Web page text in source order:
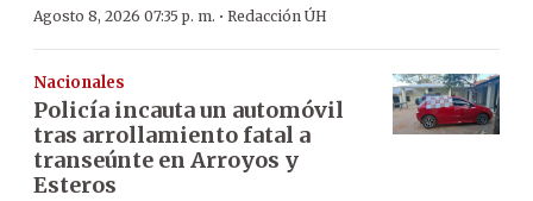
Agosto 8, 2026 07:35 p. m. · Redacción ÚH
Nacionales
Policía incauta un automóvil
tras arrollamiento fatal a
transeúnte en Arroyos y
Esteros